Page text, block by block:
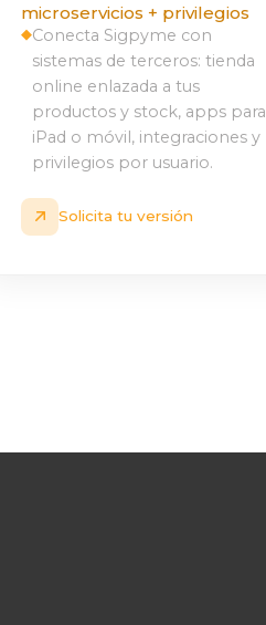
microservicios + privilegios
◆Conecta Sigpyme con
sistemas de terceros: tienda
online enlazada a tus
productos y stock, apps para
iPad o móvil, integraciones y
privilegios por usuario.
Solicita tu versión